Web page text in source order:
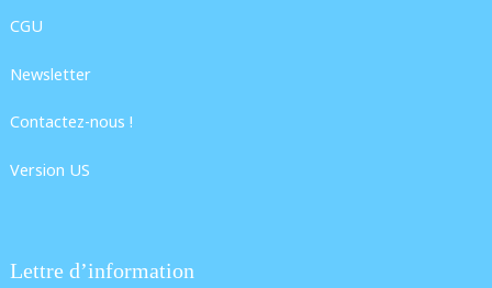
CGU
Newsletter
Contactez-nous !
Version US
Lettre d’information